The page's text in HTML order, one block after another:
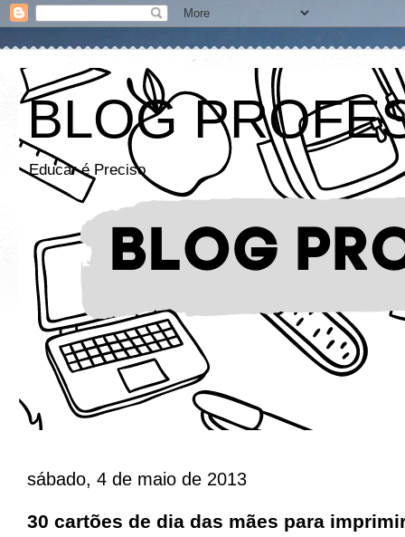
BLOG
Educar é Preciso
sábado, 4 de maio de 2013
30 cartões de dia das mães para